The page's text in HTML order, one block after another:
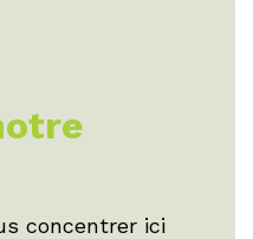
concentrer ici